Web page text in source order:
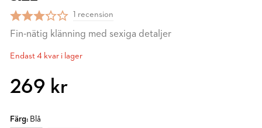
1 recension
Fin-nätig klänning med sexiga detaljer
Endast 4 kvar i lager
269 kr
Färg: Blå